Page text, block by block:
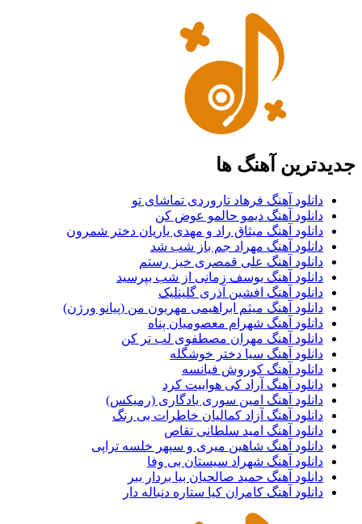
جدیدترین آهنگ ها
دانلود آهنگ فرهاد تاروردی تماشای تو
دانلود آهنگ دیمو حالمو عوض کن
دانلود آهنگ میثاق راد و مهدی یاریان دختر شمرون
دانلود آهنگ مهراد جم باز شب شد
دانلود آهنگ علی قمصری خیز رستم
دانلود آهنگ یوسف زمانی از شب بپرسید
دانلود آهنگ افشین آذری گلینلیک
دانلود آهنگ میثم ابراهیمی مهربون من (پیانو ورژن)
دانلود آهنگ شهرام معصومیان پناه
دانلود آهنگ مهران مصطفوی لب تر کن
دانلود آهنگ سیا دختر خوشگله
دانلود آهنگ کوروش فیانسه
دانلود آهنگ آراد کی هواییت کرد
دانلود آهنگ امین سوری یادگاری (رمیکس)
دانلود آهنگ آزاد کمالیان خاطرات بی رنگ
دانلود آهنگ امید سلطانی تقاص
دانلود آهنگ شاهین میری و سپهر خلسه تراپی
دانلود آهنگ شهراد سیستان بی وفا
دانلود آهنگ حمید صالحیان بیا بردار ببر
دانلود آهنگ کامران کیا ستاره دنباله دار